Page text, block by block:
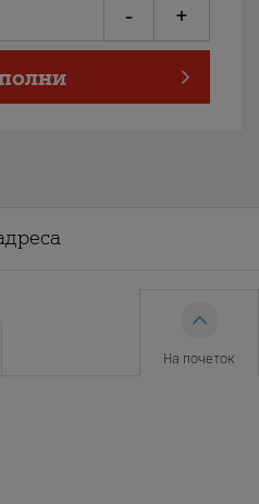
- +
На почеток